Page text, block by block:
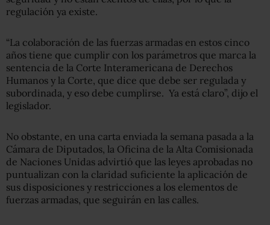
regulación ya existe.
“La colaboración de las fuerzas armadas en estos cinco
años tiene que cumplir con los parámetros que marca la
sentencia de la Corte Interamericana de Derechos
Humanos y la Corte, que dice que debe ser regulada y
subordinada, y eso debe cumplirse. Ya está claro”, dijo el
legislador.
No obstante, en una carta enviada la semana pasada a la
Cámara de Diputados, la Oficina de la Alta Comisionada
de Naciones Unidas advirtió que las leyes aprobadas no
puntualizan con la claridad suficiente la aplicación de
sus disposiciones y restricciones a los elementos de
fuerzas armadas, que seguirán en las calles.